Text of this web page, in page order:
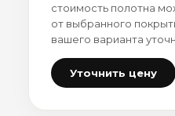
стоимость полотна
от выбранного
вашего варианта
Уточнить цену